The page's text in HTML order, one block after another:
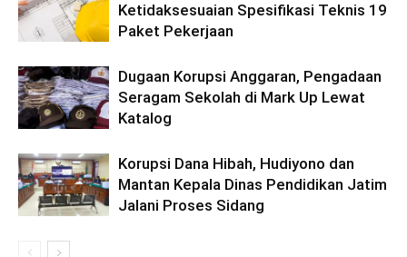
Ketidaksesuaian Spesifikasi Teknis 19
Paket Pekerjaan
Dugaan Korupsi Anggaran, Pengadaan
Seragam Sekolah di Mark Up Lewat
Katalog
Korupsi Dana Hibah, Hudiyono dan
Mantan Kepala Dinas Pendidikan Jatim
Jalani Proses Sidang